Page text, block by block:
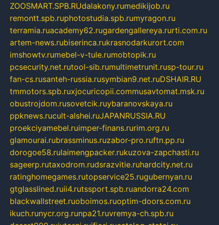
ZOOSMART.SPB.RUdalakony.rumedikijob.ru
remontt.spb.ruphotostudia.spb.rumyragon.ru
terramia.ruacademy62.rugardengallereya.rurti.com.ru
artem-news.rubiserinca.rukrasnodarkurort.com
imshowtv.rumebel-v-tule.rumobtopik.ru
pcsecurity.net.rutool-sib.rumultimetrunit.rusp-tour.ru
fan-cs.rusanteh-russia.rusymbian9.net.ruDSHAIR.RU
tmmotors.spb.ruxjocuricopii.commusavtomat.msk.ru
obustrojdom.rusovetcik.ruybaranovskaya.ru
ppknews.rucult-alshei.ruJAPANRUSSIA.RU
proekciyamebel.ruimper-finans.rurim.org.ru
glamourai.rubrassminus.ruzabor-pro.ruftn.pp.ru
dorogoe58.rulaimengpacker.rukuzova-zapchasti.ru
sageerp.rutaxodrom.rudsrazvitie.ruhardcity.net.ru
ratinghomegames.rutopservice25.rugubernyan.ru
gtglasslined.ruii4.rutssport.spb.ruandorra24.com
blackwallstreet.ruoboimos.ruoptim-doors.com.ru
ikuch.runycr.org.runpa21.ruvremya-ch.spb.ru